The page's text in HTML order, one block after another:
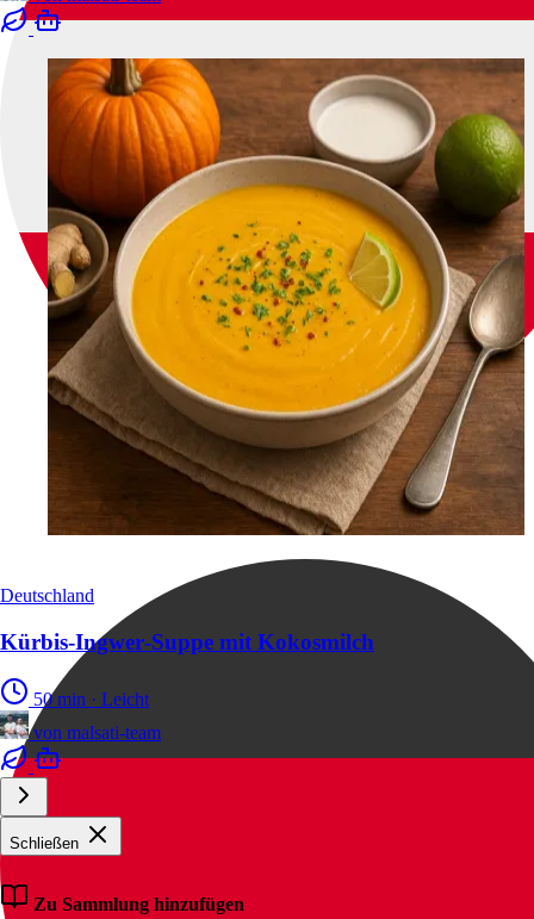
Deutschland
Kürbis‑Ingwer‑Suppe mit Kokosmilch
50 min · Leicht
von malsati-team
Schließen
Zu Sammlung hinzufügen